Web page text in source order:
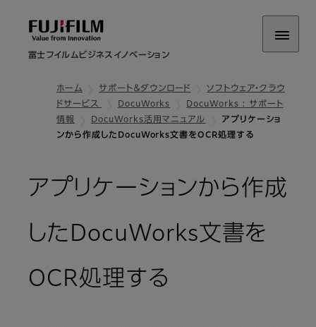
富士フイルムビジネスイノベーション
ホーム サポート＆ダウンロード
ソフトウェア・クラウ
ドサービス
DocuWorks
DocuWorks : サポート
情報
DocuWorks活⽤マニュアル
アプリケーショ
ンから作成したDocuWorks文書をOCR処理する
アプリケーションから作成
したDocuWorks文書を
OCR処理する